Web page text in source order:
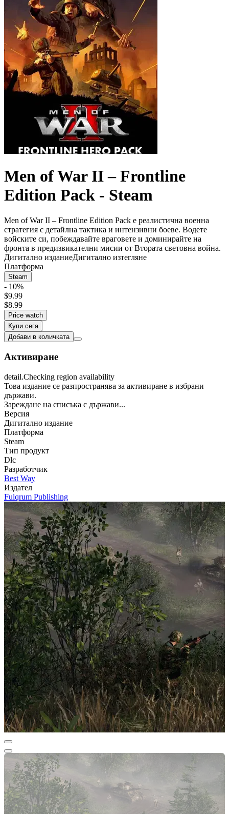
Men of War II – Frontline
Edition Pack - Steam
Men of War II – Frontline Edition Pack е реалистична военна
стратегия с детайлна тактика и интензивни боеве. Водете
войските си, побеждавайте враговете и доминирайте на
фронта в предизвикателни мисии от Втората световна война.
Дигитално изданиеДигитално изтегляне
Платформа
Steam
- 10%
$9.99
$8.99
Price watch
Купи сега
Добави в количката
Активиране
detail.Checking region availability
Това издание се разпространява за активиране в избрани
държави.
Зареждане на списъка с държави...
Версия
Дигитално издание
Платформа
Steam
Тип продукт
Dlc
Разработчик
Best Way
Издател
Fulqrum Publishing